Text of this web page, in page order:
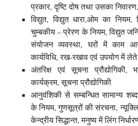
प्रकार, दृष्टि दोष तथा उसका निवारण,
विद्युत, विद्युत धारा,ओम का
चुम्बकीय – प्रेरण के नियम, विद्युत
संयोजन व्यवस्था, घरों में काम
कार्यविधि, रख-रखाव एवं उपयोग में
अंतरिक्ष एवं सूचना
कार्यक्रम, सूचना प्रौद्योगिकी
आनुवंशिकी से सम्बन्धित सामान्य
के नियम, गुणसूत्रों की संरचना,
केन्द्रीय सिद्धान्त, मनुष्य में लिंग